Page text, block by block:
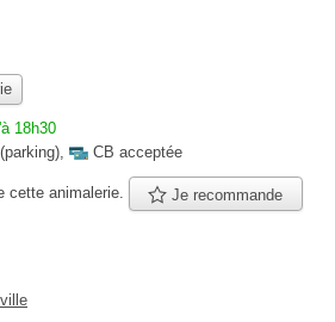
18h30
(parking), CB acceptée
cette animalerie. Je recommande